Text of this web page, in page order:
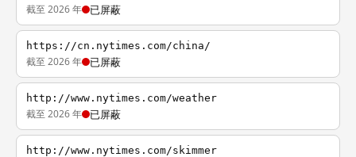
截至 2026 年 已屏蔽
https://cn.nytimes.com/china/
截至 2026 年 已屏蔽
http://www.nytimes.com/weather
截至 2026 年 已屏蔽
http://www.nytimes.com/skimmer